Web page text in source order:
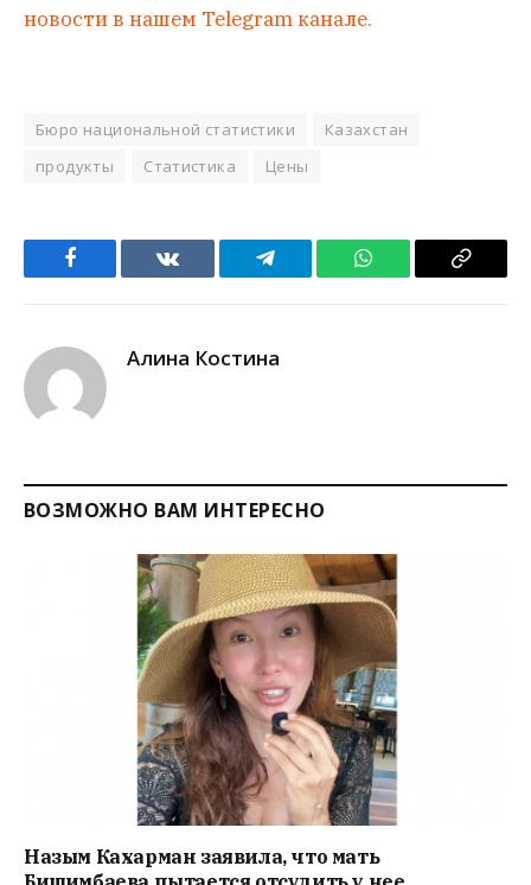
новости в нашем Telegram канале.
Бюро национальной статистики
Казахстан
продукты
Статистика Цены
Facebook VKontakteTelegram WhatsApp Copy
Алина Костина
ВОЗМОЖНО ВАМ ИНТЕРЕСНО
Назым Кахарман заявила, что мать